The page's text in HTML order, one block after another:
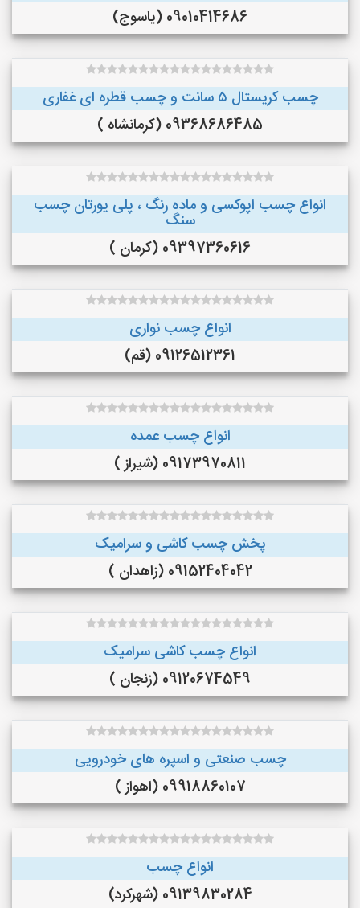
09010414686 (یاسوج)
چسب کریستال ۵ سانت و چسب قطره ای غفاری
09368686485 (کرمانشاه )
انواع چسب اپوکسی و ماده رنگ ، پلی یورتان چسب
سنگ
09397360616 (کرمان )
انواع چسب نواری
09126512361 (قم)
انواع چسب عمده
09173970811 (شیراز )
پخش چسب کاشی و سرامیک
09152404042 (زاهدان )
انواع چسب کاشی سرامیک
09120674549 (زنجان )
چسب صنعتی و اسپره های خودرویی
09918860107 (اهواز )
انواع چسب
09139830284 (شهرکرد)